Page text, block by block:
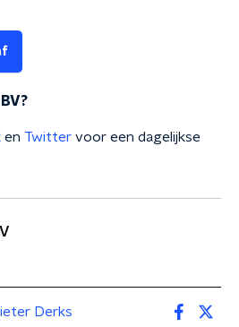
en Twitter voor een dagelijkse
Derks